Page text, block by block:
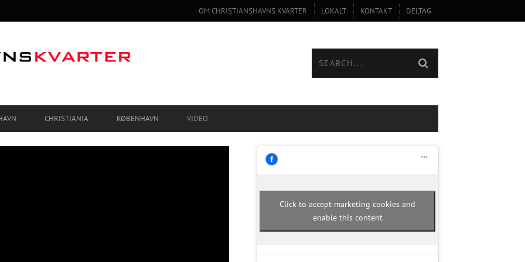
OM CHRISTIANSHAVNS KVARTER LOKALT KONTAKT DELTAG
CHRISTIANIA KØBENHAVN VIDEO
Click to accept marketing cookies and
enable this content